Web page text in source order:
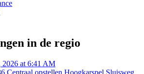
in de regio
2026 at 6:41 AM
Centraal opstellen Hoogkarspel Sluisweg